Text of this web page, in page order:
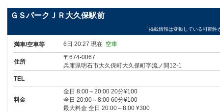
ＧＳパークＪＲ大久保駅前
「掲載情報は変動している可能
満車/空車等 6日 20:27 現在 空車
住所
〒674-0067
兵庫県明石市大久保町大久保町字流ノ間12-1
TEL
料金
全日 8:00～20:00 20分¥100
全日 20:00～8:00 60分¥100
最大料金 全日 20:00～8:00 ¥300